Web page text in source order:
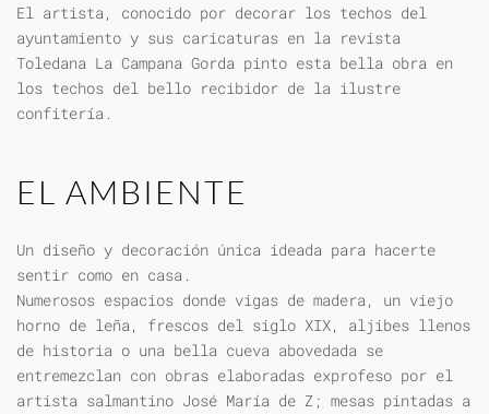
El artista, conocido por decorar los techos del
ayuntamiento y sus caricaturas en la revista
Toledana La Campana Gorda pinto esta bella obra en
los techos del bello recibidor de la ilustre
confitería.
EL AMBIENTE
Un diseño y decoración única ideada para hacerte
sentir como en casa.
Numerosos espacios donde vigas de madera, un viejo
horno de leña, frescos del siglo XIX, aljibes llenos
de historia o una bella cueva abovedada se
entremezclan con obras elaboradas exprofeso por el
artista salmantino José María de Z; mesas pintadas a